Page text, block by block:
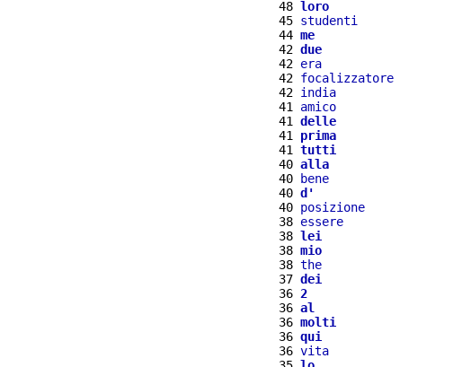
48 loro
45 studenti
44 me
42 due
42 era
42 focalizzatore
42 india
41 amico
41 delle
41 prima
41 tutti
40 alla
40
bene
40 d'
40 posizione
38 essere
38 lei
38 mio
38 the
37 dei
36 2
36 al
36 molti
36 qui
36 vita